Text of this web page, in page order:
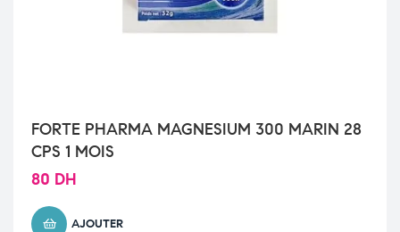
FORTE PHARMA MAGNESIUM 300 MARIN 28
CPS 1 MOIS
80 DH
AJOUTER